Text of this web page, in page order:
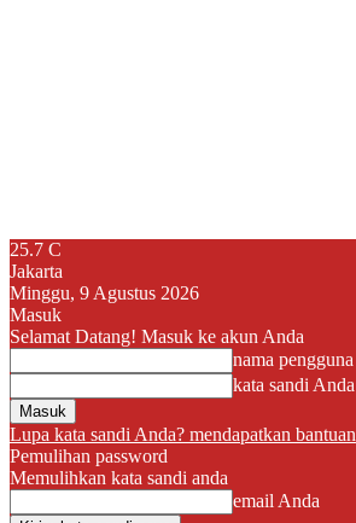
25.7 C
Jakarta
Minggu, 9 Agustus 2026
Masuk
Selamat Datang! Masuk ke akun Anda
nama pengguna
kata sandi Anda
Lupa kata sandi Anda? mendapatkan bantuan
Pemulihan password
Memulihkan kata sandi anda
email Anda